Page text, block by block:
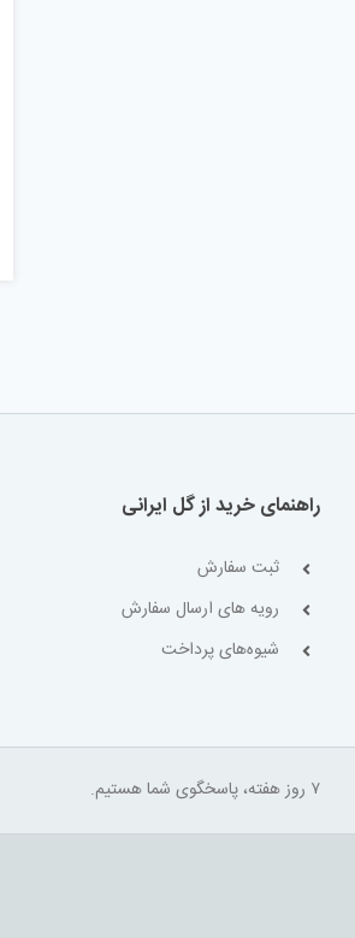
راهنمای خرید از گل ایرانی
ثبت سفارش
رویه های ارسال سفارش
شیوه‌های پرداخت
۷ روز هفته، پاسخگوی شما هستیم.